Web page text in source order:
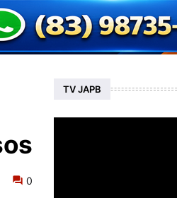
0
TV JAPB